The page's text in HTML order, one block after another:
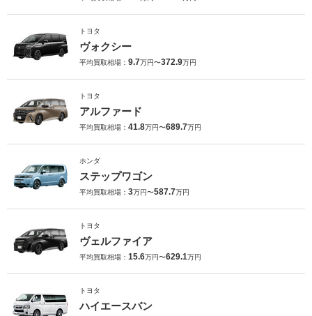
トヨタ
ヴォクシー
平均買取相場： 9.7万円〜372.9万円
トヨタ
アルファード
平均買取相場： 41.8万円〜689.7万円
ホンダ
ステップワゴン
平均買取相場： 3万円〜587.7万円
トヨタ
ヴェルファイア
平均買取相場： 15.6万円〜629.1万円
トヨタ
ハイエースバン